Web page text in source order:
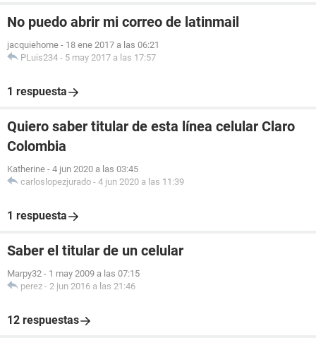
No puedo abrir mi correo de latinmail
jacquiehome - 18 ene 2017 a las 06:21
PLuis234 - 5 may 2017 a las 17:57
1 respuesta
Quiero saber titular de esta línea celular Claro
Colombia
Katherine - 4 jun 2020 a las 03:45
carloslopezjurado - 4 jun 2020 a las 11:39
1 respuesta
Saber el titular de un celular
Marpy32 - 1 may 2009 a las 07:15
perez - 2 jun 2016 a las 21:46
12 respuestas